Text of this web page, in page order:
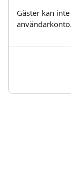
Gäster kan
användarkonto.